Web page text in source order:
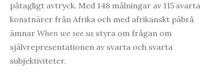
påtagligt avtryck. Med 148 målningar av 115 svarta
konstnärer från Afrika och med afrikanskt påbrå
ämnar When we see us styra om frågan om
självrepresentationen av svarta och svarta
subjektiviteter.